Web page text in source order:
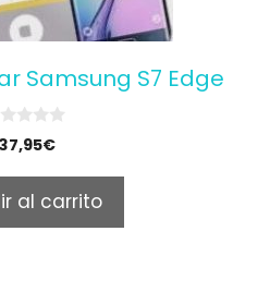
Samsung S7 Edge
37,95€
al carrito